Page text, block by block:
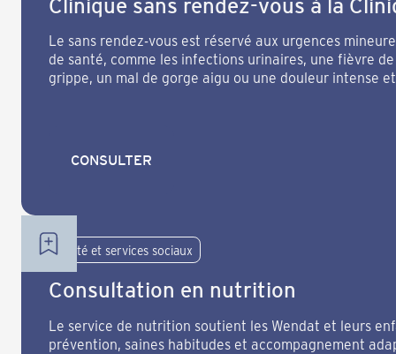
Le sans rendez-vous est réservé aux urgences
de santé, comme les infections urinaires, une fièvre
grippe, un mal de gorge aigu ou une douleur intense
CONSULTER
CONSULTER
Santé et services sociaux
Consultation en nutrition
Le service de nutrition soutient les Wendat et leurs
prévention, saines habitudes et accompagnement